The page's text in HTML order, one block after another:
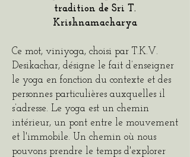
tradition de Sri T.
Krishnamacharya
Ce mot, viniyoga, choisi par T.K.V.
Desikachar, désigne le fait d’enseigner
le yoga en fonction du contexte et des
personnes particulières auxquelles il
s’adresse. Le yoga est un chemin
intérieur, un pont entre le mouvement
et l'immobile. Un chemin où nous
pouvons prendre le temps d'explorer